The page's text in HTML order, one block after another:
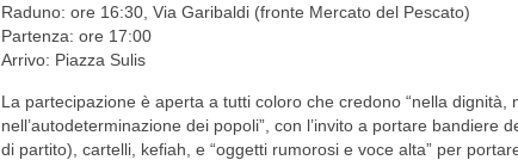
Raduno: ore 16:30, Via Garibaldi (fronte Mercato del Pescato)
Partenza: ore 17:00
Arrivo: Piazza Sulis
La partecipazione è aperta a tutti coloro che credono “nella dignità,
nell’autodeterminazione dei popoli”, con l’invito a portare bandiere
di partito), cartelli, kefiah, e “oggetti rumorosi e voce alta” per